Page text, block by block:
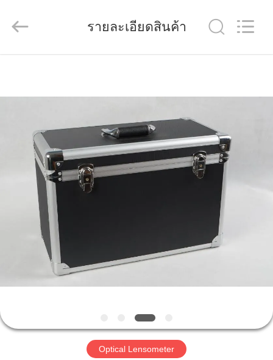
วิดีโอ
ทัวร์
โรงงาน
Trade
SCM
Rights
รายละเอียดสินค้า
Optical Lensometer